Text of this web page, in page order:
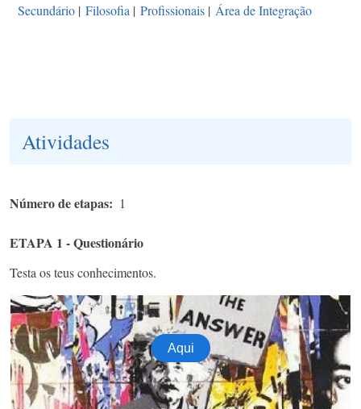
Secundário | Filosofia | Profissionais | Área de Integração
Atividades
Número de etapas 1
ETAPA 1 - Questionário
Testa os teus conhecimentos.